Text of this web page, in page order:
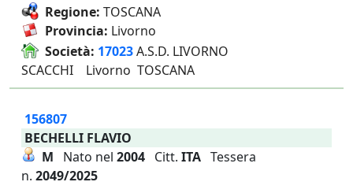
Regione: TOSCANA
Provincia: Livorno
Società: 17023A.S.D. LIVORNO
SCACCHI Livorno TOSCANA
156807
BECHELLI FLAVIO
M Nato nel 2004 Citt. ITA Tessera
n. 2049/2025